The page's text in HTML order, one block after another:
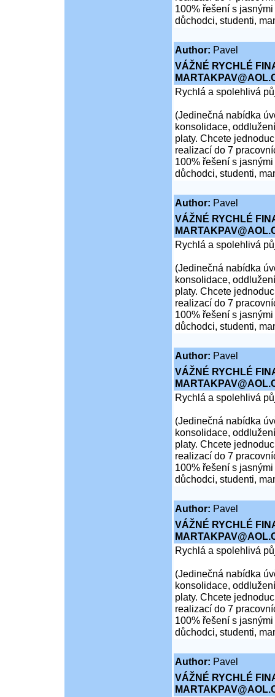
100% řešení s
důchodci, studenti,
Author: Pavel
VÁŽNÉ RYCHLÉ
Rychlá a spolehlivá
(Jedinečná nabídka
konsolidace,
platy. Chcete
realizací do 7
100% řešení s
důchodci, studenti,
Author: Pavel
VÁŽNÉ RYCHLÉ
Rychlá a spolehlivá
(Jedinečná nabídka
konsolidace,
platy. Chcete
realizací do 7
100% řešení s
důchodci, studenti,
Author: Pavel
VÁŽNÉ RYCHLÉ
Rychlá a spolehlivá
(Jedinečná nabídka
konsolidace,
platy. Chcete
realizací do 7
100% řešení s
důchodci, studenti,
Author: Pavel
VÁŽNÉ RYCHLÉ
Rychlá a spolehlivá
(Jedinečná nabídka
konsolidace,
platy. Chcete
realizací do 7
100% řešení s
důchodci, studenti,
Author: Pavel
VÁŽNÉ RYCHLÉ